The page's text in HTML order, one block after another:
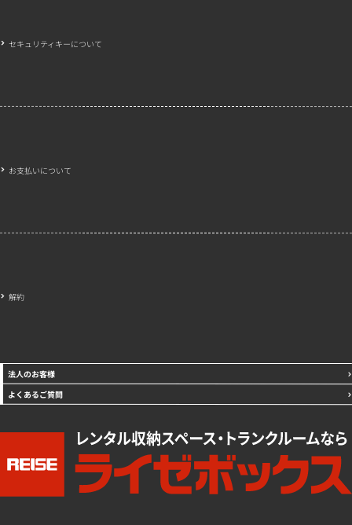
セキュリティキーについて
お支払いについて
解約
法人のお客様
よくあるご質問